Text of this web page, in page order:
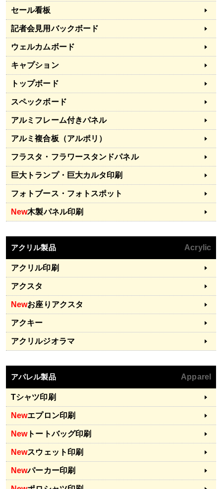
セール看板
記者会見用バックボード
ウェルカムボード
キャプション
トップボード
スペックボード
アルミフレーム付きパネル
アルミ複合板（アルポリ）
フラスタ・フラワースタンドパネル
巨大トランプ・巨大カルタ印刷
フォトブース・フォトスポット
New木製パネル印刷
アクリル製品 Acrylic
アクリル印刷
アクスタ
Newお座りアクスタ
アクキー
アクリルジオラマ
アパレル製品 Apparel
Tシャツ印刷
Newエプロン印刷
Newトートバッグ印刷
Newスウェット印刷
Newパーカー印刷